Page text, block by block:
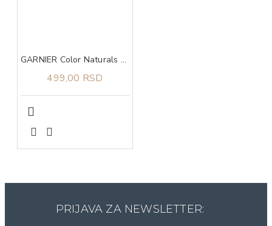
GARNIER Color Naturals 4.3 boja za kosu
499,00 RSD
PRIJAVA ZA NEWSLETTER: